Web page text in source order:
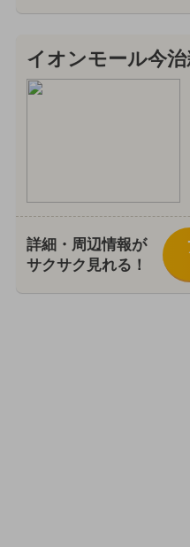
イオンモール今
詳細・周辺情報が
サクサク見れる！